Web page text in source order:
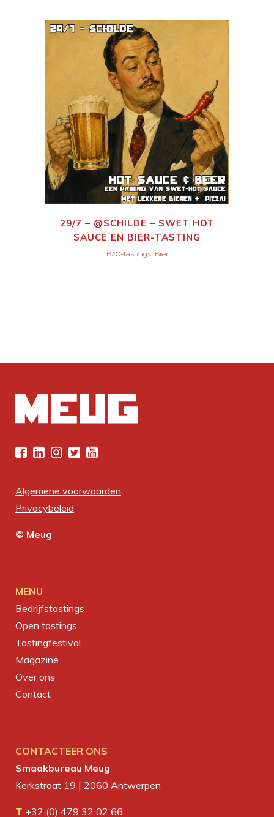
29/7 – @SCHILDE – SWET HOT
SAUCE EN BIER-TASTING
B2C-tastings, Bier
Algemene voorwaarden
Privacybeleid
© Meug
MENU
Bedrijfstastings
Open tastings
Tastingfestival
Magazine
Over ons
Contact
CONTACTEER ONS
Smaakbureau Meug
Kerkstraat 19 | 2060 Antwerpen
T +32 (0) 479 32 02 66